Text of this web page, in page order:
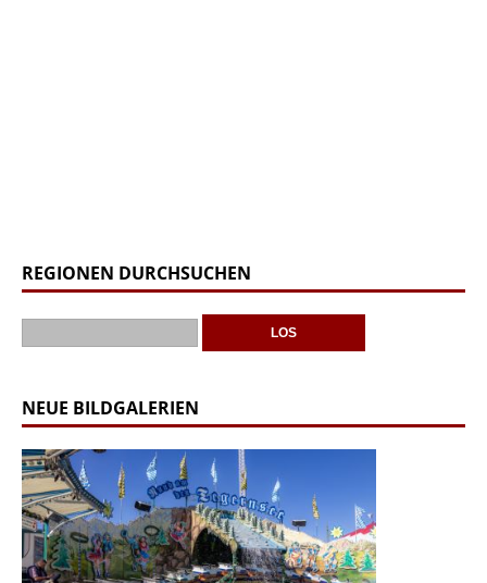
REGIONEN DURCHSUCHEN
NEUE BILDGALERIEN